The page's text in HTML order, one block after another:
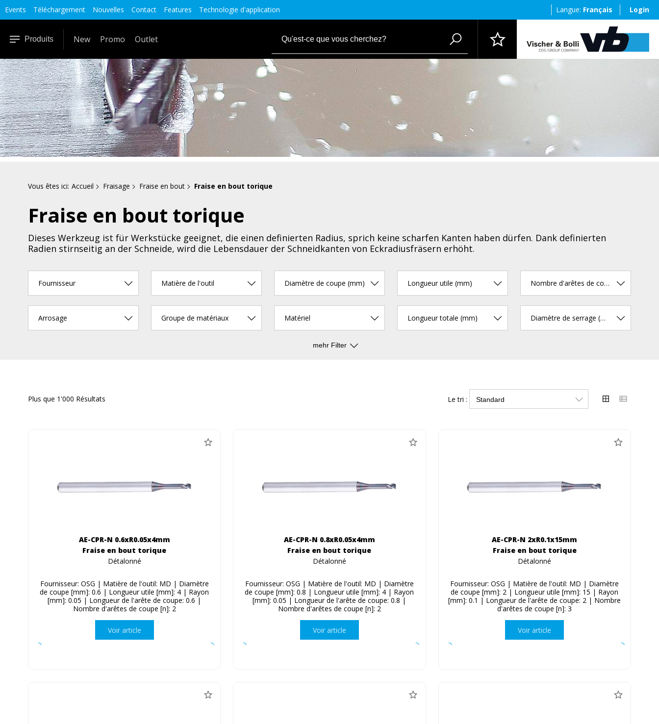
Events Téléchargement Nouvelles Contact Features Technologie d'application Langue: Français Login
Produits New Promo Outlet
Vous êtes ici: Accueil Fraisage Fraise en bout Fraise en bout torique
Fraise en bout torique
Dieses Werkzeug ist für Werkstücke geeignet, die einen definierten Radius, sprich keine scharfen Kanten haben dürfen. Dank definierten
Radien stirnseitig an der Schneide, wird die Lebensdauer der Schneidkanten von Eckradiusfräsern erhöht.
Fournisseur Matière de l'outil Diamètre de coupe (mm) Longueur utile (mm) Nombre d'arêtes de coupe
Arrosage Groupe de matériaux Matériel Longueur totale (mm) Diamètre de serrage (mm)
mehr Filter
Plus que 1'000 Résultats Le tri :
AE-CPR-N 0.6xR0.05x4mm
Fraise en bout torique
Détalonné
Fournisseur: OSG | Matière de l'outil: MD | Diamètre
de coupe [mm]: 0.6 | Longueur utile [mm]: 4 | Rayon
[mm]: 0.05 | Longueur de l'arête de coupe: 0.6 |
Nombre d'arêtes de coupe [n]: 2
Voir article
AE-CPR-N 0.8xR0.05x4mm
Fraise en bout torique
Détalonné
Fournisseur: OSG | Matière de l'outil: MD | Diamètre
de coupe [mm]: 0.8 | Longueur utile [mm]: 4 | Rayon
[mm]: 0.05 | Longueur de l'arête de coupe: 0.8 |
Nombre d'arêtes de coupe [n]: 2
Voir article
AE-CPR-N 2xR0.1x15mm
Fraise en bout torique
Détalonné
Fournisseur: OSG | Matière de l'outil: MD | Diamètre
de coupe [mm]: 2 | Longueur utile [mm]: 15 | Rayon
[mm]: 0.1 | Longueur de l'arête de coupe: 2 | Nombre
d'arêtes de coupe [n]: 3
Voir article